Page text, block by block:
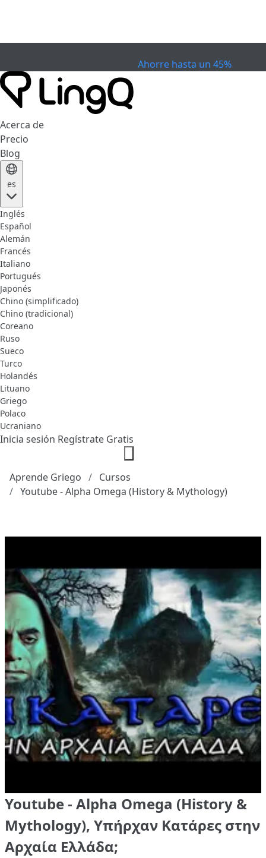
Ahorre hasta un 45%
Acerca de
Precio
Blog
es
Inglés
Español
Alemán
Francés
Italiano
Portugués
Japonés
Chino (simplificado)
Chino (tradicional)
Coreano
Ruso
Sueco
Turco
Holandés
Lituano
Griego
Polaco
Ucraniano
Inicia sesión Regístrate Gratis
Aprende Griego
Cursos
Youtube - Alpha Omega (History & Mythology)
Youtube - Alpha Omega (History &
Mythology), Υπήρχαν Κατάρες στην
Αρχαία Ελλάδα;